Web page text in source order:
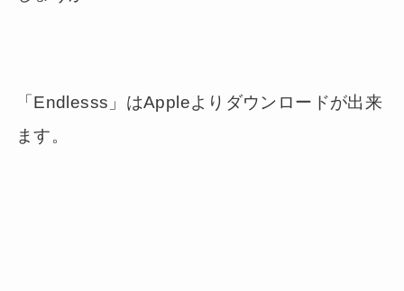
「Endlesss」はAppleよりダウンロードが出来
ます。